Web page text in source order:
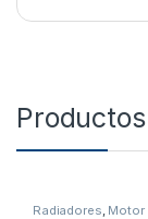
Radiadores Motor